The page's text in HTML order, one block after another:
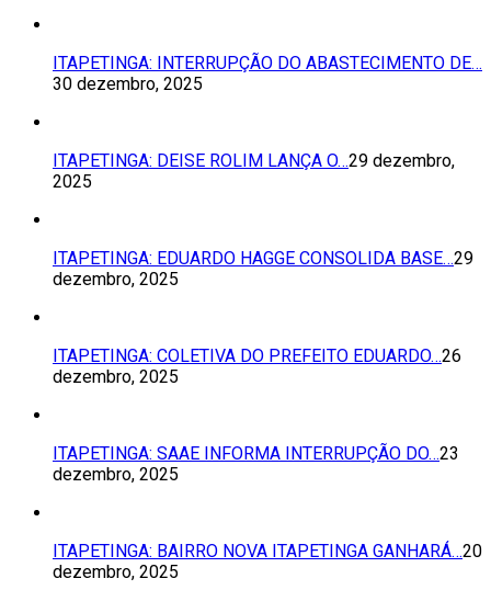
ITAPETINGA: INTERRUPÇÃO DO ABASTECIMENTO DE…
30 dezembro, 2025
ITAPETINGA: DEISE ROLIM LANÇA O…29 dezembro,
2025
ITAPETINGA: EDUARDO HAGGE CONSOLIDA BASE…29
dezembro, 2025
ITAPETINGA: COLETIVA DO PREFEITO EDUARDO…26
dezembro, 2025
ITAPETINGA: SAAE INFORMA INTERRUPÇÃO DO…23
dezembro, 2025
ITAPETINGA: BAIRRO NOVA ITAPETINGA GANHARÁ…20
dezembro, 2025